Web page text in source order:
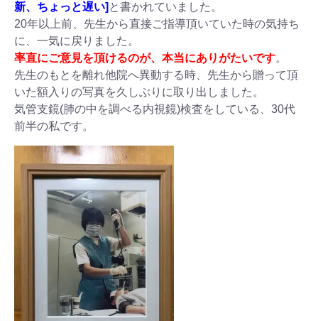
新、ちょっと遅い] と書かれていました。
20年以上前、先生から直接ご指導頂いていた時の気持ち
に、一気に戻りました。
率直にご意見を頂けるのが、本当にありがたいです。
先生のもとを離れ他院へ異動する時、先生から贈って頂
いた額入りの写真を久しぶりに取り出しました。
気管支鏡(肺の中を調べる内視鏡)検査をしている、30代
前半の私です。